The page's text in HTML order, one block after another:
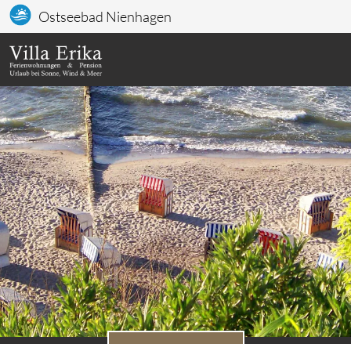
Ostseebad Nienhagen
Bildslider, der automatisch bzw. durch Klick auf links/